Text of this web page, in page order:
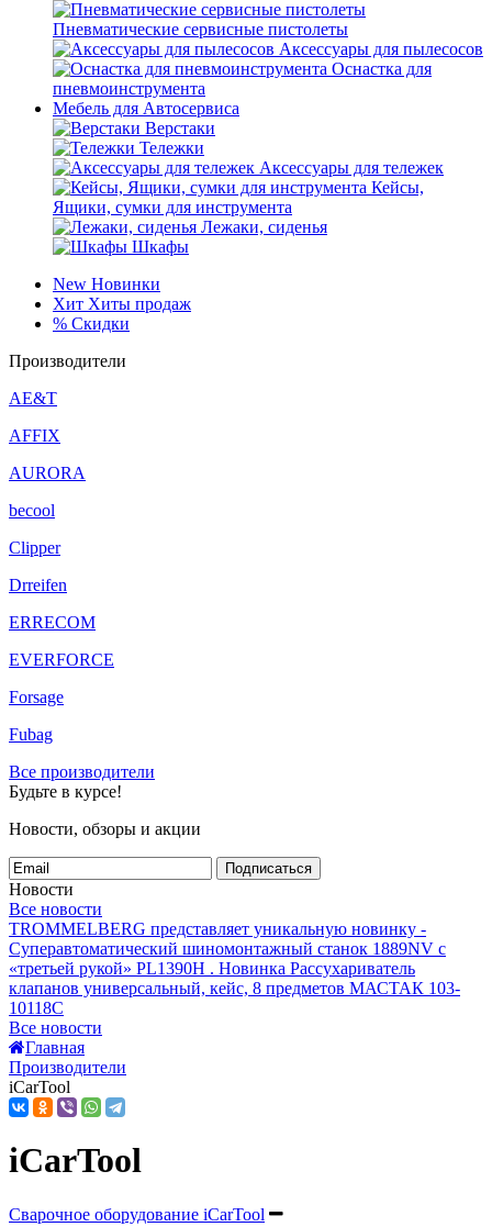
Пневматические сервисные пистолеты
Аксессуары для пылесосов
Оснастка для
пневмоинструмента
Мебель для Автосервиса
Верстаки
Тележки
Аксессуары для тележек
Кейсы,
Ящики, сумки для инструмента
Лежаки, сиденья
Шкафы
New Новинки
Хит Хиты продаж
% Скидки
Производители
AE&T
AFFIX
AURORA
becool
Clipper
Drreifen
ERRECOM
EVERFORCE
Forsage
Fubag
Все производители
Будьте в курсе!
Новости, обзоры и акции
Подписаться
Новости
Все новости
TROMMELBERG представляет уникальную новинку -
Суперавтоматический шиномонтажный станок 1889NV с
«третьей рукой» PL1390H . Новинка Рассухариватель
клапанов универсальный, кейс, 8 предметов МАСТАК 103-
10118C
Все новости
Главная
Производители
iCarTool
iCarTool
Сварочное оборудование iCarTool